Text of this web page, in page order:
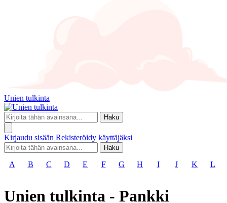
Unien tulkinta
Haku
Kirjaudu sisään Rekisteröidy käyttäjäksi
Haku
A B C D E F G H I J K L
Unien tulkinta - Pankki